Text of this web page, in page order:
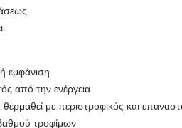
εμφάνιση
από την ενέργεια
με περιστροφικός και
τροφίμων